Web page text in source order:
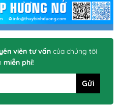
viên tư vấn của chúng tôi
miễn phí!